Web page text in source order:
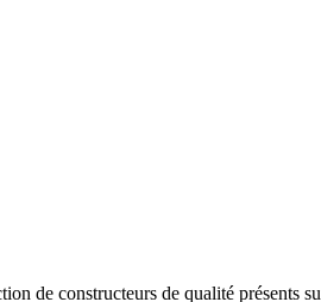
de constructeurs de qualité présents